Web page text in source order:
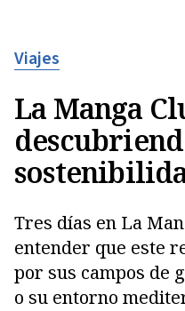
Viajes
La Manga
Tres días en La
entender que este
por sus campos de
o su entorno